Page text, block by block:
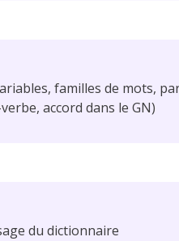
familles de mots,
accord dans le GN)
du dictionnaire